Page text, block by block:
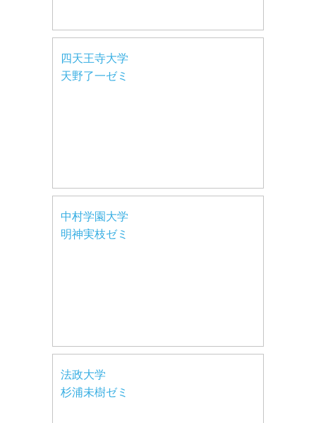
四天王寺大学
天野了一ゼミ
中村学園大学
明神実枝ゼミ
法政大学
杉浦未樹ゼミ